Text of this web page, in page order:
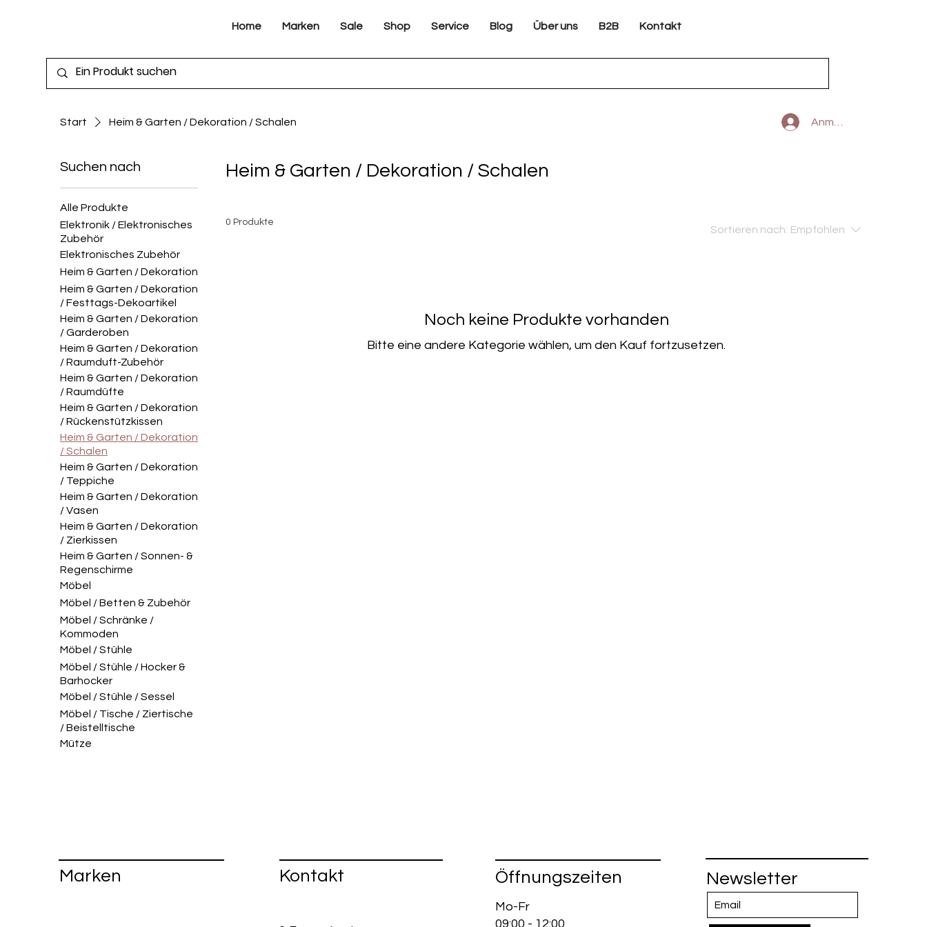
Home Marken Sale Shop Service Blog Über uns B2B Kontakt
Start Heim & Garten / Dekoration / Schalen
Suchen nach
Alle Produkte
Elektronik / Elektronisches
Zubehör
Elektronisches Zubehör
Heim & Garten / Dekoration
Heim & Garten / Dekoration
/ Festtags-Dekoartikel
Heim & Garten / Dekoration
/ Garderoben
Heim & Garten / Dekoration
/ Raumduft-Zubehör
Heim & Garten / Dekoration
/ Raumdüfte
Heim & Garten / Dekoration
/ Rückenstützkissen
Heim & Garten / Dekoration
/ Schalen
Heim & Garten / Dekoration
/ Teppiche
Heim & Garten / Dekoration
/ Vasen
Heim & Garten / Dekoration
/ Zierkissen
Heim & Garten / Sonnen- &
Regenschirme
Möbel
Möbel / Betten & Zubehör
Möbel / Schränke /
Kommoden
Möbel / Stühle
Möbel / Stühle / Hocker &
Barhocker
Möbel / Stühle / Sessel
Möbel / Tische / Ziertische
/ Beistelltische
Mütze
Heim & Garten / Dekoration / Schalen
0 Produkte
Sortieren nach: Empfohlen
Noch keine Produkte vorhanden
Bitte eine andere Kategorie wählen, um den Kauf fortzusetzen.
Anmelden
Marken Kontakt Öffnungszeiten
Mo-Fr
09:00 - 12:00
Newsletter